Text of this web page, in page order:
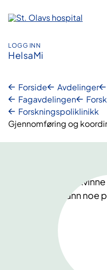
innhold
LOGG INN
HelsaMi
Forside Avdelinger
Fagavdelingen
Forskningspoliklinikk
Gjennomføring og